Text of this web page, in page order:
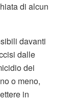
di alcun
davanti
dalle
dei
o meno,
in